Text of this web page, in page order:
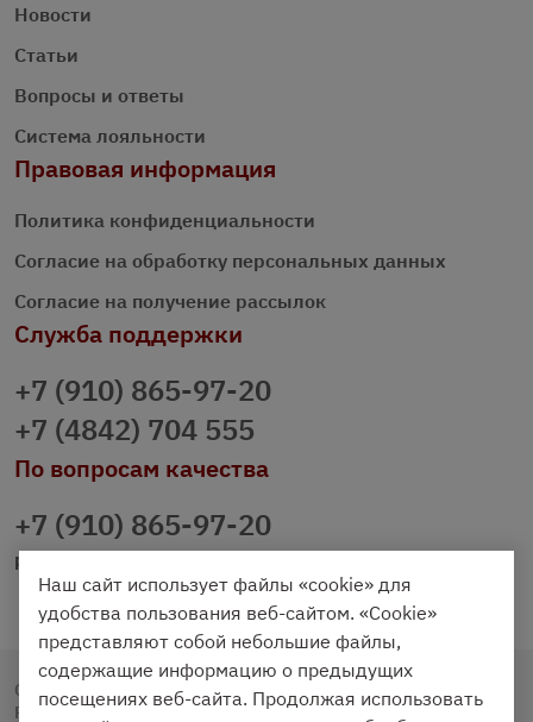
Новости
Статьи
Вопросы и ответы
Система лояльности
Правовая информация
Политика конфиденциальности
Согласие на обработку персональных данных
Согласие на получение рассылок
Служба поддержки
+7 (910) 865-97-20
+7 (4842) 704 555
По вопросам качества
+7 (910) 865-97-20
prazdnichniy40@palmi.ru
Copyright © 2020 - 2026. Праздничный Стол.
Разработка и продвижение - Vegas Studio
Наш сайт использует файлы «cookie» для
удобства пользования веб-сайтом. «Cookie»
представляют собой небольшие файлы,
содержащие информацию о предыдущих
посещениях веб-сайта. Продолжая использовать